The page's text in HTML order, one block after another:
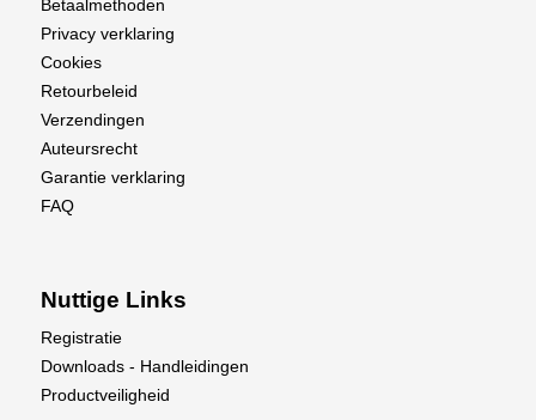
Betaalmethoden
Privacy verklaring
Cookies
Retourbeleid
Verzendingen
Auteursrecht
Garantie verklaring
FAQ
Nuttige Links
Registratie
Downloads - Handleidingen
Productveiligheid